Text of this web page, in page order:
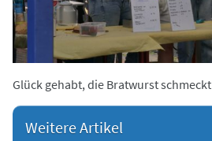
Glück gehabt, die Bratwurst schmeckt
Weitere Artikel